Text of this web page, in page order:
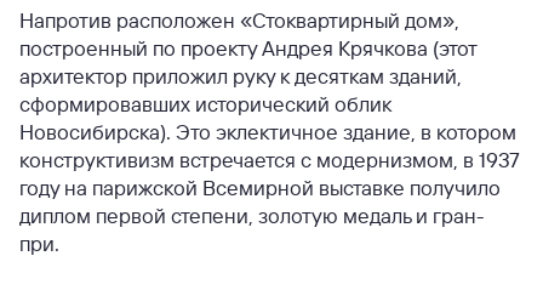
Напротив расположен «Стоквартирный дом»,
построенный по проекту Андрея Крячкова (этот
архитектор приложил руку к десяткам зданий,
сформировавших исторический облик
Новосибирска). Это эклектичное здание, в котором
конструктивизм встречается с модернизмом, в 1937
году на парижской Всемирной выставке получило
диплом первой степени, золотую медаль и гран-
при.